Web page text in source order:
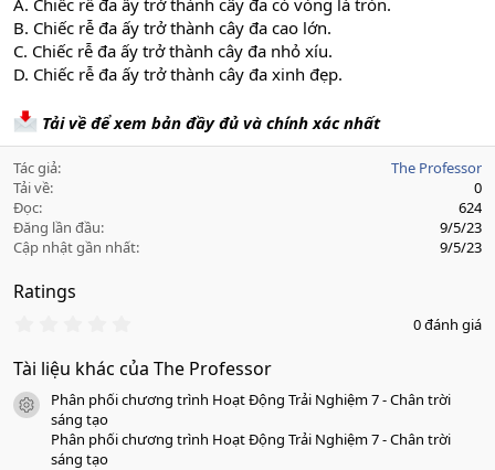
A. Chiếc rễ đa ấy trở thành cây đa có vòng lá tròn.
B. Chiếc rễ đa ấy trở thành cây đa cao lớn.
C. Chiếc rễ đa ấy trở thành cây đa nhỏ xíu.
D. Chiếc rễ đa ấy trở thành cây đa xinh đẹp.
Tải về để xem bản đầy đủ và chính xác nhất
Tác giả
The Professor
Tải về
0
Đọc
624
Đăng lần đầu
9/5/23
Cập nhật gần nhất
9/5/23
Ratings
0
0
a
0 đánh giá
Tài liệu khác của The Professor
icon tài liệu
Phân phối chương trình Hoạt Động Trải Nghiệm 7 - Chân trời
sáng tạo
Phân phối chương trình Hoạt Động Trải Nghiệm 7 - Chân trời
sáng tạo